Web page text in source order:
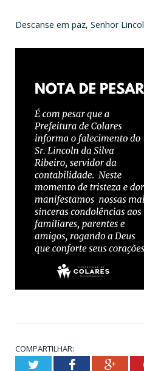
Descanse em paz, Senhor
COMPARTILHAR:
TwitterFacebook